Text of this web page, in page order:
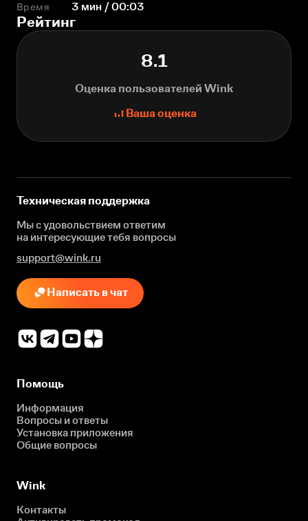
Время 3 мин / 00:03
Рейтинг
8.1
Оценка пользователей Wink
Ваша оценка
Техническая поддержка
Мы с удовольствием ответим
на интересующиетебя вопросы
support@wink.ru
Написать в чат
Помощь
Информация
Вопросы и ответы
Установка приложения
Общие вопросы
Wink
Контакты